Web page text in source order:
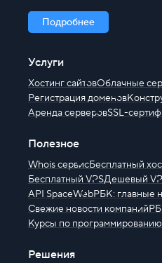
Подробнее
Услуги
Хостинг сайтовОблачные
Регистрация доменов
Аренда серверовSSL-
Полезное
Whois сервисБесплатный
Бесплатный VPSДешевый
API SpaceWebРБК: главные
Свежие новости компаний
Курсы по
Решения